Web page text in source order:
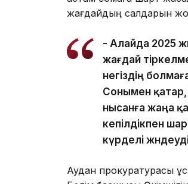
жағдайдың салдарын жою
- Алайда 2025
жағдай
негіздің
Сонымен қатар,
нысанға жаңа
кепілдікпен
күрделі
Аудан прокуратурасы